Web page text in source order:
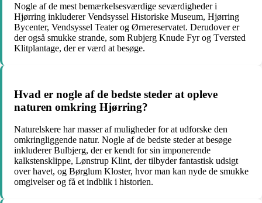
Nogle af de mest bemærkelsesværdige seværdigheder i
Hjørring inkluderer Vendsyssel Historiske Museum, Hjørring
Bycenter, Vendsyssel Teater og Ørnereservatet. Derudover er
der også smukke strande, som Rubjerg Knude Fyr og Tversted
Klitplantage, der er værd at besøge.
Hvad er nogle af de bedste steder at opleve
naturen omkring Hjørring?
Naturelskere har masser af muligheder for at udforske den
omkringliggende natur. Nogle af de bedste steder at besøge
inkluderer Bulbjerg, der er kendt for sin imponerende
kalkstensklippe, Lønstrup Klint, der tilbyder fantastisk udsigt
over havet, og Børglum Kloster, hvor man kan nyde de smukke
omgivelser og få et indblik i historien.